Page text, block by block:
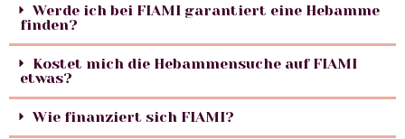
Werde ich bei FIAMI garantiert eine Hebamme
finden?
Kostet mich die Hebammensuche auf FIAMI
etwas?
Wie finanziert sich FIAMI?